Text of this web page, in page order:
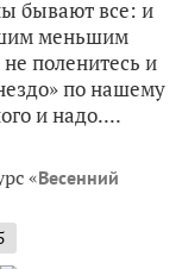
бывают все: и
меньшим
поленитесь и
по нашему
и надо....
«Весенний